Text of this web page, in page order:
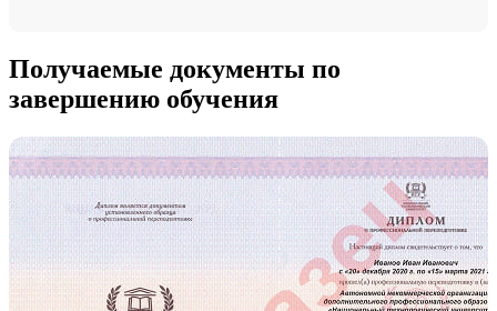
Получаемые документы по
завершению обучения